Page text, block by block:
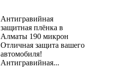
Антигравийная
защитная плёнка в
Алматы 190 микрон
Отличная защита вашего
автомобиля!
Антигравийная...